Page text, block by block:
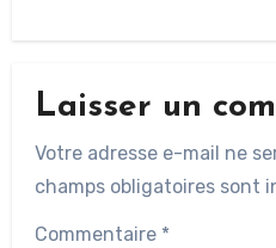
Laisser un
Votre adresse e-mail ne
champs obligatoires sont
Commentaire *